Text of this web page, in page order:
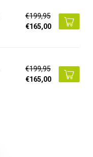
€199,95
€165,00
€199,95
€165,00